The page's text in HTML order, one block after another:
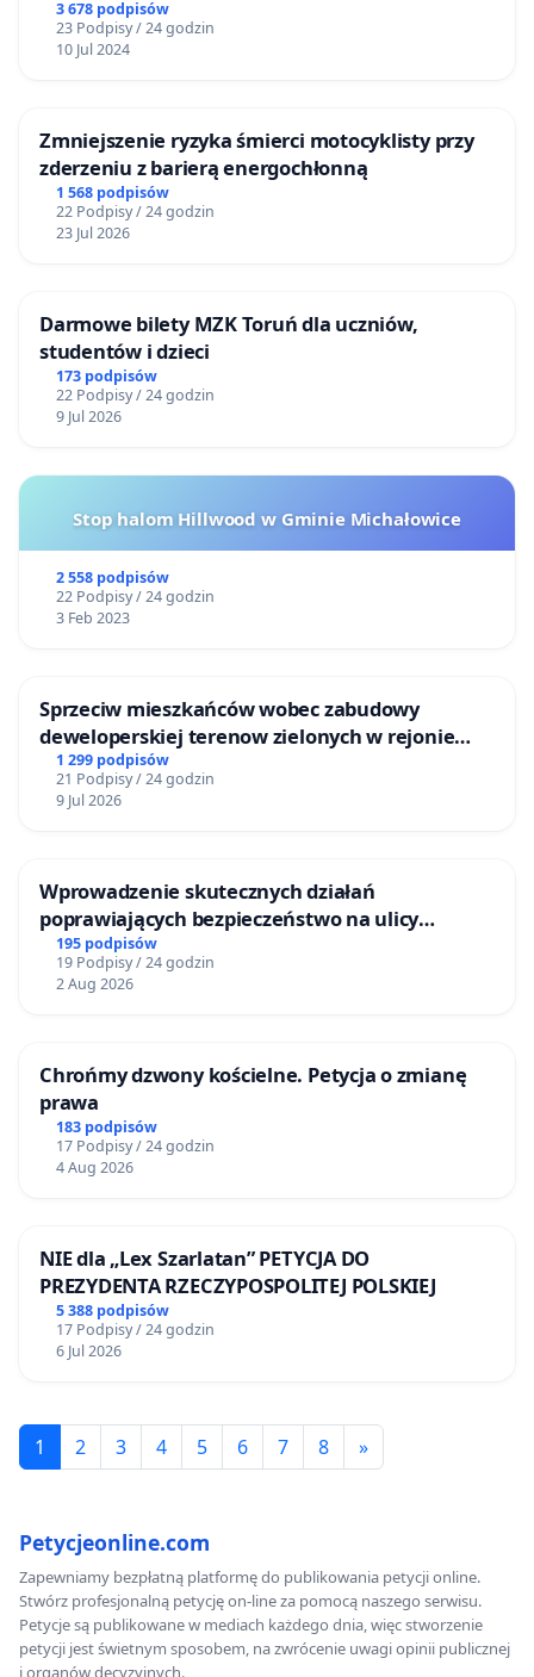
3 678 podpisów
23 Podpisy / 24 godzin
10 Jul 2024
Zmniejszenie ryzyka śmierci motocyklisty przy
zderzeniu z barierą energochłonną
1 568 podpisów
22 Podpisy / 24 godzin
23 Jul 2026
Darmowe bilety MZK Toruń dla uczniów,
studentów i dzieci
173 podpisów
22 Podpisy / 24 godzin
9 Jul 2026
Stop halom Hillwood w Gminie Michałowice
2 558 podpisów
22 Podpisy / 24 godzin
3 Feb 2023
Sprzeciw mieszkańców wobec zabudowy
deweloperskiej terenow zielonych w rejonie
Bulwarów Straceńskich w Bielsku-Białej
1 299 podpisów
21 Podpisy / 24 godzin
9 Jul 2026
Wprowadzenie skutecznych działań
poprawiających bezpieczeństwo na ulicy
Żeromskiego w Otwocku
195 podpisów
19 Podpisy / 24 godzin
2 Aug 2026
Chrońmy dzwony kościelne. Petycja o zmianę
prawa
183 podpisów
17 Podpisy / 24 godzin
4 Aug 2026
NIE dla „Lex Szarlatan” PETYCJA DO
PREZYDENTA RZECZYPOSPOLITEJ POLSKIEJ
5 388 podpisów
17 Podpisy / 24 godzin
6 Jul 2026
1 2 3 4 5 6 7 8 »
Petycjeonline.com
Zapewniamy bezpłatną platformę do publikowania petycji online.
Stwórz profesjonalną petycję on-line za pomocą naszego serwisu.
Petycje są publikowane w mediach każdego dnia, więc stworzenie
petycji jest świetnym sposobem, na zwrócenie uwagi opinii publicznej
i organów decyzyjnych.